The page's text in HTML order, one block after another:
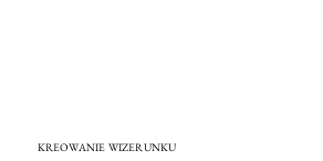
KREOWANIE WIZERUNKU